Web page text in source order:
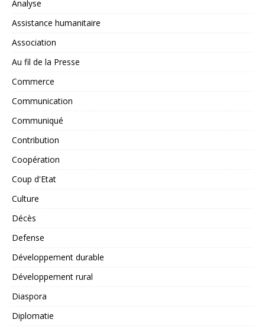
Analyse
Assistance humanitaire
Association
Au fil de la Presse
Commerce
Communication
Communiqué
Contribution
Coopération
Coup d'Etat
Culture
Décès
Defense
Développement durable
Développement rural
Diaspora
Diplomatie